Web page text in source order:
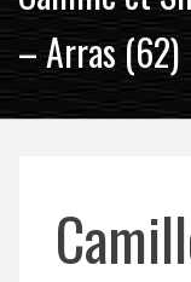
– Arras (62)